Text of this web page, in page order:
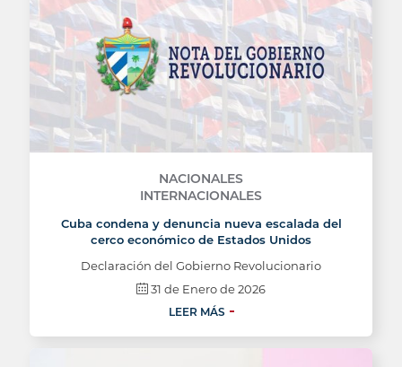
NACIONALES
INTERNACIONALES
Cuba condena y denuncia nueva escalada del
cerco económico de Estados Unidos
Declaración del Gobierno Revolucionario
31 de Enero de 2026
LEER MÁS